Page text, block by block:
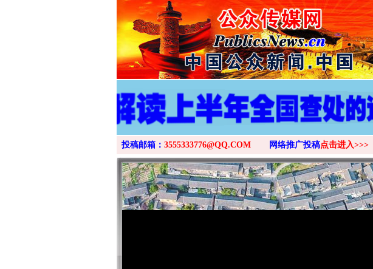
投稿邮箱： 3555333776@QQ.COM 网络推广投稿点击进入>>>